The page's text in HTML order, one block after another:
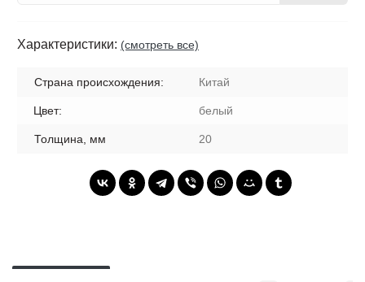
Характеристики: (смотреть все)
Страна происхождения: Китай
Цвет: белый
Толщина, мм 20